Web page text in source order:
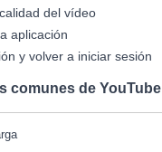
del vídeo
aplicación
y volver a iniciar sesión
comunes de YouTube